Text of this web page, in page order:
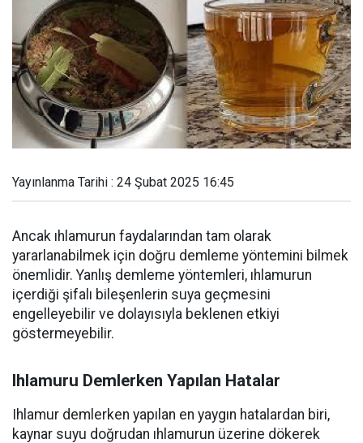
Yayınlanma Tarihi : 24 Şubat 2025 16:45
Ancak ıhlamurun faydalarından tam olarak
yararlanabilmek için doğru demleme yöntemini bilmek
önemlidir. Yanlış demleme yöntemleri, ıhlamurun
içerdiği şifalı bileşenlerin suya geçmesini
engelleyebilir ve dolayısıyla beklenen etkiyi
göstermeyebilir.
Ihlamuru Demlerken Yapılan Hatalar
Ihlamur demlerken yapılan en yaygın hatalardan biri,
kaynar suyu doğrudan ıhlamurun üzerine dökerek